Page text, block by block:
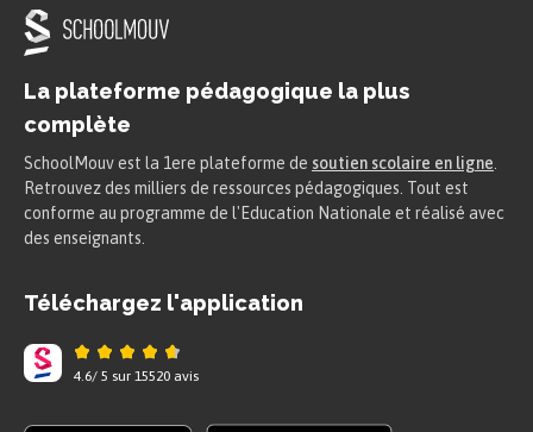
La plateforme pédagogique la plus
complète
SchoolMouv est la 1ere plateforme de soutien scolaire en ligne
Retrouvez des milliers de ressources pédagogiques. Tout est
conforme au programme de l'Education Nationale et réalisé avec
des enseignants.
Téléchargez l'application
4.6/ 5 sur 15520 avis